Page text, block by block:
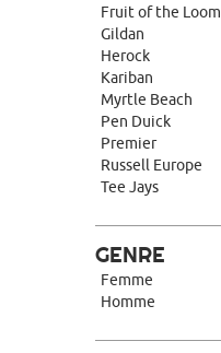
Fruit of the Loom
Gildan
Herock
Kariban
Myrtle Beach
Pen Duick
Premier
Russell Europe
Tee Jays
GENRE
Femme
Homme